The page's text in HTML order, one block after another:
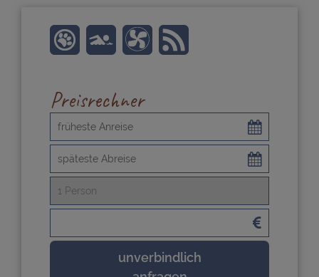
Preisrechner
unverbindlich